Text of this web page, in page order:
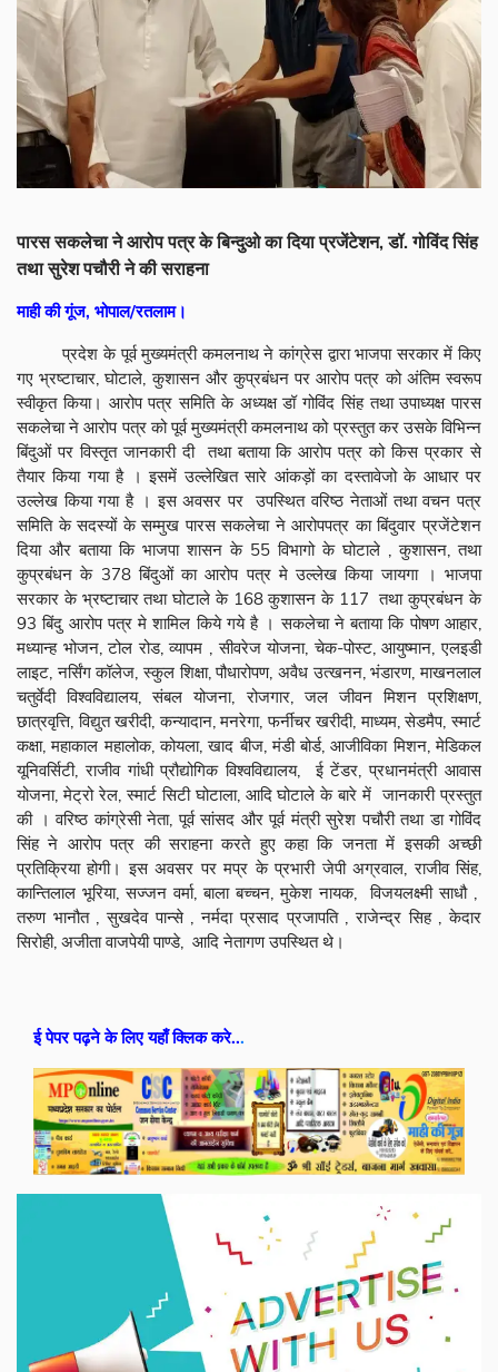
पारस सकलेचा ने आरोप पत्र के बिन्दुओ का दिया प्रजेंटेशन, डॉ. गोविंद सिंह
तथा सुरेश पचौरी ने की सराहना
माही की गूंज, भोपाल/रतलाम।
प्रदेश के पूर्व मुख्यमंत्री कमलनाथ ने कांग्रेस द्वारा भाजपा सरकार में किए
गए भ्रष्टाचार, घोटाले, कुशासन और कुप्रबंधन पर आरोप पत्र को अंतिम स्वरूप
स्वीकृत किया। आरोप पत्र समिति के अध्यक्ष डॉ गोविंद सिंह तथा उपाध्यक्ष पारस
सकलेचा ने आरोप पत्र को पूर्व मुख्यमंत्री कमलनाथ को प्रस्तुत कर उसके विभिन्न
बिंदुओं पर विस्तृत जानकारी दी तथा बताया कि आरोप पत्र को किस प्रकार से
तैयार किया गया है । इसमें उल्लेखित सारे आंकड़ों का दस्तावेजो के आधार पर
उल्लेख किया गया है । इस अवसर पर उपस्थित वरिष्ठ नेताओं तथा वचन पत्र
समिति के सदस्यों के सम्मुख पारस सकलेचा ने आरोपपत्र का बिंदुवार प्रजेंटेशन
दिया और बताया कि भाजपा शासन के 55 विभागो के घोटाले , कुशासन, तथा
कुप्रबंधन के 378 बिंदुओं का आरोप पत्र मे उल्लेख किया जायगा । भाजपा
सरकार के भ्रष्टाचार तथा घोटाले के 168 कुशासन के 117 तथा कुप्रबंधन के
93 बिंदु आरोप पत्र मे शामिल किये गये है । सकलेचा ने बताया कि पोषण आहार,
मध्यान्ह भोजन, टोल रोड, व्यापम , सीवरेज योजना, चेक-पोस्ट, आयुष्मान, एलइडी
लाइट, नर्सिंग कॉलेज, स्कुल शिक्षा, पौधारोपण, अवैध उत्खनन, भंडारण, माखनलाल
चतुर्वेदी विश्वविद्यालय, संबल योजना, रोजगार, जल जीवन मिशन प्रशिक्षण,
छात्रवृत्ति, विद्युत खरीदी, कन्यादान, मनरेगा, फर्नीचर खरीदी, माध्यम, सेडमैप, स्मार्ट
कक्षा, महाकाल महालोक, कोयला, खाद बीज, मंडी बोर्ड, आजीविका मिशन, मेडिकल
यूनिवर्सिटी, राजीव गांधी प्रौद्योगिक विश्वविद्यालय, ई टेंडर, प्रधानमंत्री आवास
योजना, मेट्रो रेल, स्मार्ट सिटी घोटाला, आदि घोटाले के बारे में जानकारी प्रस्तुत
की । वरिष्ठ कांग्रेसी नेता, पूर्व सांसद और पूर्व मंत्री सुरेश पचौरी तथा डा गोविंद
सिंह ने आरोप पत्र की सराहना करते हुए कहा कि जनता में इसकी अच्छी
प्रतिक्रिया होगी। इस अवसर पर मप्र के प्रभारी जेपी अग्रवाल, राजीव सिंह,
कान्तिलाल भूरिया, सज्जन वर्मा, बाला बच्चन, मुकेश नायक, विजयलक्ष्मी साधौ ,
तरुण भानौत , सुखदेव पान्से , नर्मदा प्रसाद प्रजापति , राजेन्द्र सिह , केदार
सिरोही, अजीता वाजपेयी पाण्डे, आदि नेतागण उपस्थित थे।
ई पेपर पढ़ने के लिए यहाँ क्लिक करे...